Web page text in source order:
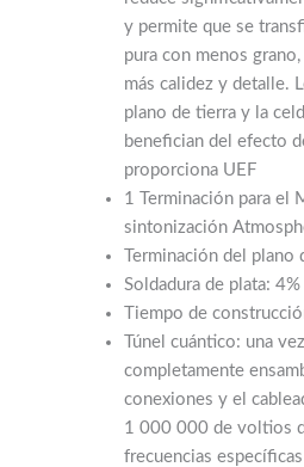
y permite que se
pura con menos
más calidez y detalle.
plano de tierra y la
benefician del efecto
proporciona UEF
1 Terminación para el
sintonización
Terminación del plano
Soldadura de plata: 4%
Tiempo de
Túnel cuántico: una
completamente
conexiones y el
1 000 000 de voltios
frecuencias